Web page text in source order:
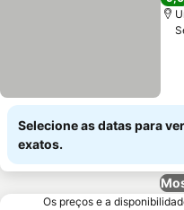
Selecione as datas para
exatos.
Os preços e a